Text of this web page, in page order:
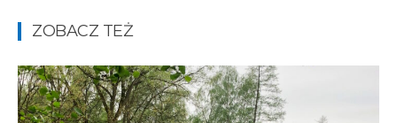
ZOBACZ TEŻ